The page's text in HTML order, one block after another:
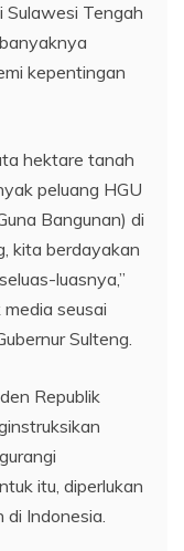
Sulawesi Tengah
kepentingan
hektare tanah
peluang HGU
Bangunan) di
kita berdayakan
luasnya,”
seusai
Sulteng.
Republik
itu, diperlukan
Indonesia.